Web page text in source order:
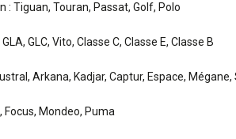
: Tiguan, Touran, Passat, Golf, Polo
GLC, Vito, Classe C, Classe E, Classe B
Arkana, Kadjar, Captur, Espace, Mégane,
Focus, Mondeo, Puma